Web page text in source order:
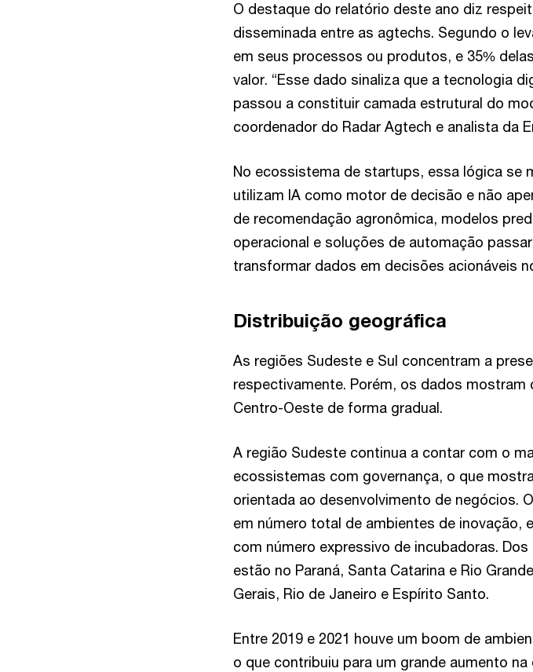
O destaque do relatório deste ano diz
disseminada entre as agtechs. Segundo o
em seus processos ou produtos, e 35%
valor. “Esse dado sinaliza que a tecnologia
passou a constituir camada estrutural do
coordenador do Radar Agtech e analista da
No ecossistema de startups, essa lógica se
utilizam IA como motor de decisão e não
de recomendação agronômica, modelos
operacional e soluções de automação
transformar dados em decisões acionáveis
Distribuição geográfica
As regiões Sudeste e Sul concentram a
respectivamente. Porém, os dados
Centro-Oeste de forma gradual.
A região Sudeste continua a contar com o
ecossistemas com governança, o que
orientada ao desenvolvimento de negócios.
em número total de ambientes de inovação,
com número expressivo de incubadoras.
estão no Paraná, Santa Catarina e Rio
Gerais, Rio de Janeiro e Espírito Santo.
Entre 2019 e 2021 houve um boom de
o que contribuiu para um grande aumento